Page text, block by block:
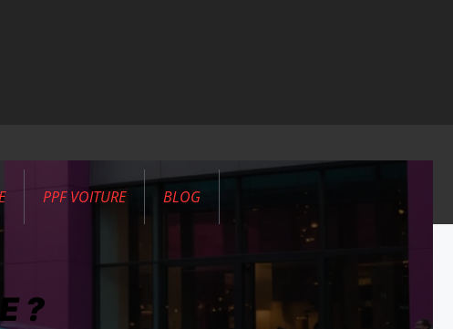
PPF VOITURE BLOG
?